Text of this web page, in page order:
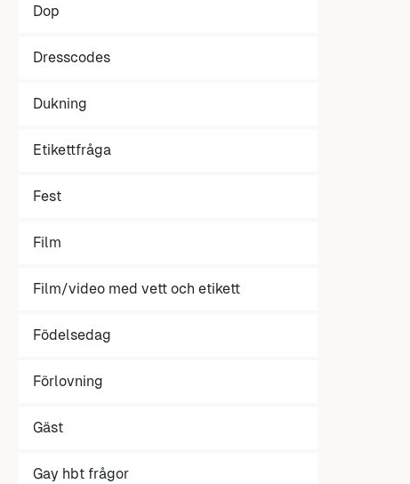
Dop
Dresscodes
Dukning
Etikettfråga
Fest
Film
Film/video med vett och etikett
Födelsedag
Förlovning
Gäst
Gay hbt frågor